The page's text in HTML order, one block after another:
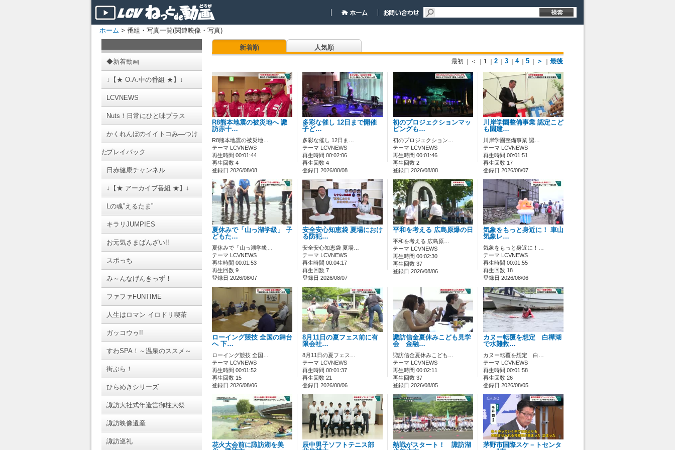
ホーム > 番組・写真一覧(関連映像・写真)
◆新着動画
↓【★ O.A.中の番組 ★】↓
LCVNEWS
Nuts！日常にひと味プラス
かくれんぼのイイトコみ―つけ
たプレイバック
日赤健康チャンネル
↓【★ アーカイブ番組 ★】↓
Lの魂”えるたま”
キラリJUMPIES
お元気さまばんざい!!
スポっち
み～んなげんきっず！
ファファFUNTIME
人生はロマン イロドリ喫茶
ガッコウゥ!!
すわSPA！～温泉のススメ～
街ぶら！
ひらめきシリーズ
諏訪大社式年造営御柱大祭
諏訪映像遺産
諏訪巡礼
新着順 人気順
最初 ｜＜ ｜1 2 3 4 5 ＞ 最後
R8熊本地震の被災地へ 諏
訪赤十…
R8熊本地震の被災地…
テーマ LCVNEWS
再生時間 00:01:44
再生回数 4
登録日 2026/08/08
多彩な催し 12日まで開催
子ど…
多彩な催し 12日ま…
テーマ LCVNEWS
再生時間 00:02:06
再生回数 4
登録日 2026/08/08
初のプロジェクションマッ
ピングも…
初のプロジェクション…
テーマ LCVNEWS
再生時間 00:01:46
再生回数 2
登録日 2026/08/08
川岸学園整備事業 認定こど
も園建…
川岸学園整備事業 認…
テーマ LCVNEWS
再生時間 00:01:51
再生回数 17
登録日 2026/08/07
夏休みで「山っ湖学級」 子
どもた…
夏休みで「山っ湖学級…
テーマ LCVNEWS
再生時間 00:01:53
再生回数 9
登録日 2026/08/07
安全安心知恵袋 夏場におけ
る防犯…
安全安心知恵袋 夏場…
テーマ LCVNEWS
再生時間 00:04:17
再生回数 7
登録日 2026/08/07
平和を考える 広島原爆の日
平和を考える 広島原…
テーマ LCVNEWS
再生時間 00:02:30
再生回数 37
登録日 2026/08/06
気象をもっと身近に！ 車山
気象レ…
気象をもっと身近に！…
テーマ LCVNEWS
再生時間 00:01:55
再生回数 18
登録日 2026/08/06
ローイング競技 全国の舞台
へ 下…
ローイング競技 全国…
テーマ LCVNEWS
再生時間 00:01:52
再生回数 15
登録日 2026/08/06
8月11日の夏フェス前に有
限会社…
8月11日の夏フェス…
テーマ LCVNEWS
再生時間 00:01:37
再生回数 21
登録日 2026/08/06
諏訪信金夏休みこども見学
会 金融…
諏訪信金夏休みこども…
テーマ LCVNEWS
再生時間 00:02:11
再生回数 37
登録日 2026/08/05
カヌー転覆を想定 白樺湖
で水難救…
カヌー転覆を想定 白…
テーマ LCVNEWS
再生時間 00:01:58
再生回数 26
登録日 2026/08/05
花火大会前に諏訪湖を美
辰中男子ソフトテニス部
熱戦がスタート！ 諏訪湖
茅野市国際スケ－トセンタ